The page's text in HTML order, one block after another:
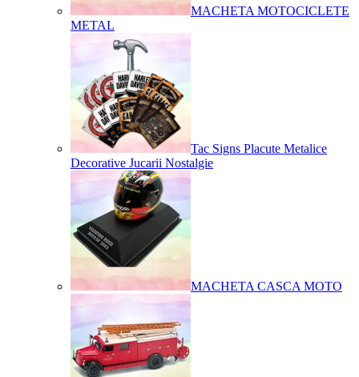
MACHETA MOTOCICLETE
METAL
Tac Signs Placute Metalice
Decorative Jucarii Nostalgie
MACHETA CASCA MOTO